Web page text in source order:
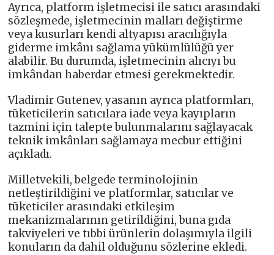
Ayrıca, platform işletmecisi ile satıcı arasındaki
sözleşmede, işletmecinin malları değiştirme
veya kusurları kendi altyapısı aracılığıyla
giderme imkânı sağlama yükümlülüğü yer
alabilir. Bu durumda, işletmecinin alıcıyı bu
imkândan haberdar etmesi gerekmektedir.
Vladimir Gutenev, yasanın ayrıca platformları,
tüketicilerin satıcılara iade veya kayıpların
tazmini için talepte bulunmalarını sağlayacak
teknik imkânları sağlamaya mecbur ettiğini
açıkladı.
Milletvekili, belgede terminolojinin
netleştirildiğini ve platformlar, satıcılar ve
tüketiciler arasındaki etkileşim
mekanizmalarının getirildiğini, buna gıda
takviyeleri ve tıbbi ürünlerin dolaşımıyla ilgili
konuların da dahil olduğunu sözlerine ekledi.